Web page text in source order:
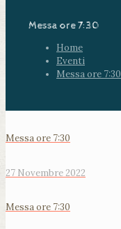
Messa ore 7:30
Home
Eventi
Messa ore 7:30
Messa ore 7:30
27 Novembre 2022
Messa ore 7:30